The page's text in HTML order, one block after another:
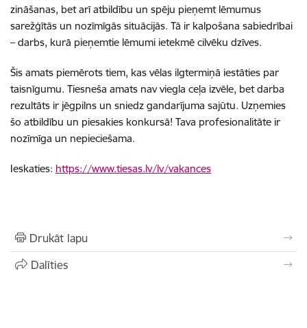
zināšanas, bet arī atbildību un spēju pieņemt lēmumus
sarežģītās un nozīmīgās situācijās. Tā ir kalpošana sabiedrībai
– darbs, kurā pieņemtie lēmumi ietekmē cilvēku dzīves.
Šis amats piemērots tiem, kas vēlas ilgtermiņā iestāties par
taisnīgumu. Tiesneša amats nav viegla ceļa izvēle, bet darba
rezultāts ir jēgpilns un sniedz gandarījuma sajūtu. Uzņemies
šo atbildību un piesakies konkursā! Tava profesionalitāte ir
nozīmīga un nepieciešama.
Ieskaties: https://www.tiesas.lv/lv/vakances
Drukāt lapu
Dalīties